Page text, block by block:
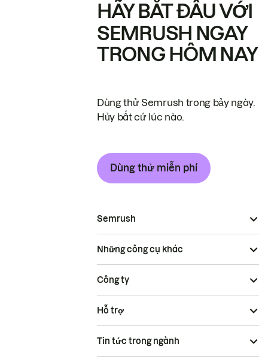
HÃY BẮT ĐẦU VỚI
SEMRUSH NGAY
TRONG HÔM NAY
Dùng thử Semrush trong bảy ngày.
Hủy bất cứ lúc nào.
Dùng thử miễn phí
Semrush
Những công cụ khác
Công ty
Hỗ trợ
Tin tức trong ngành